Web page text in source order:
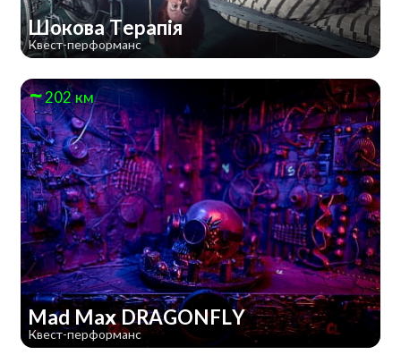
Шокова Терапія
Квест-перформанс
202 км
Mad Max DRAGONFLY
Квест-перформанс